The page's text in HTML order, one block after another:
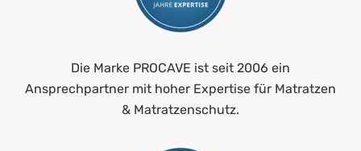
Die Marke PROCAVE ist seit 2006 ein
Ansprechpartner mit hoher Expertise für Matratzen
& Matratzenschutz.